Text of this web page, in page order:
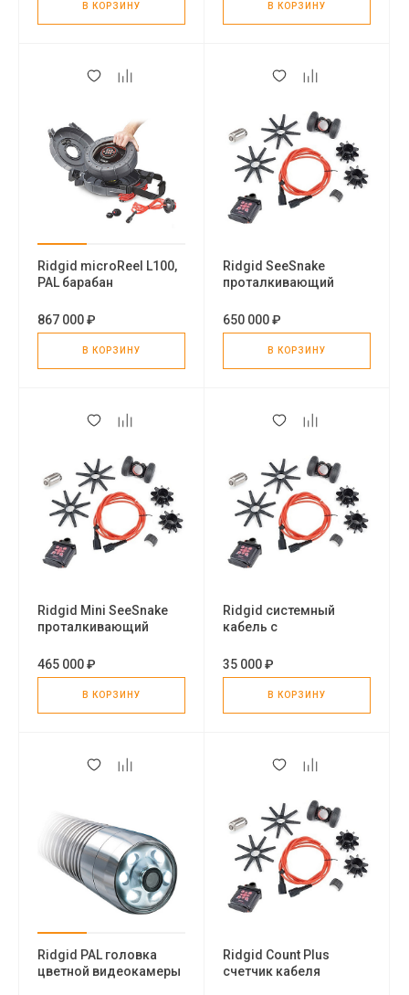
В КОРЗИНУ В КОРЗИНУ
Ridgid microReel L100,
PAL барабан
867 000 ₽
В КОРЗИНУ
Ridgid SeeSnake
проталкивающий
м)
650 000 ₽
В КОРЗИНУ
Ridgid Mini SeeSnake
проталкивающий
м)
465 000 ₽
В КОРЗИНУ
Ridgid системный
кабель с
блоком, 18"
35 000 ₽
В КОРЗИНУ
Ridgid PAL головка
цветной видеокамеры
Ridgid Count Plus
счетчик кабеля